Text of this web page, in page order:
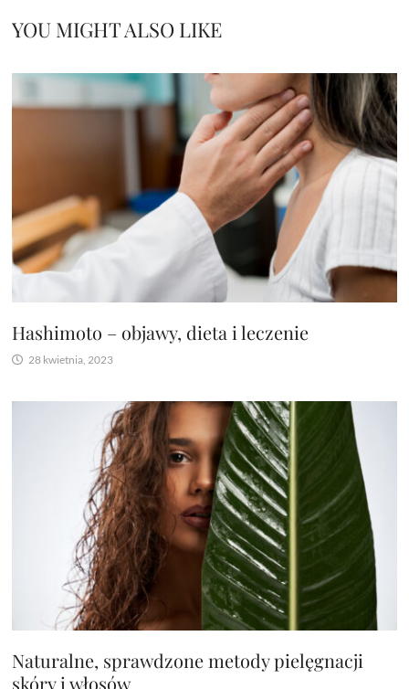
YOU MIGHT ALSO LIKE
Hashimoto – objawy, dieta i leczenie
28 kwietnia, 2023
Naturalne, sprawdzone metody pielęgnacji
skóry i włosów